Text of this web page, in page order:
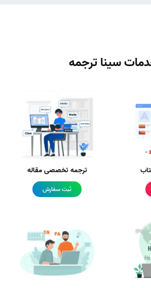
سینا ترجمه
ترجمه تخصصی مقاله
ثبت سفارش